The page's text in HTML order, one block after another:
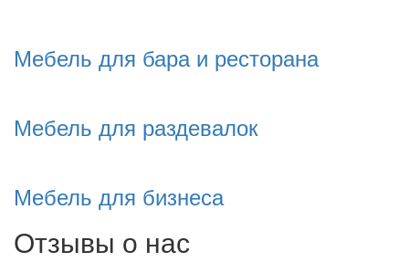
Мебель для бара и ресторана
Мебель для раздевалок
Мебель для бизнеса
Отзывы о нас